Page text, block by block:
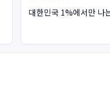
대한민국 1%에서만 나